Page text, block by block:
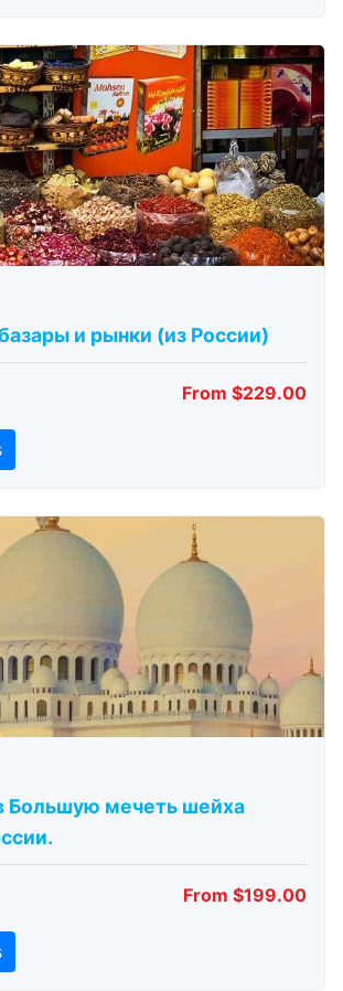
и рынки (из России)
From $229.00
Большую мечеть шейха
From $199.00